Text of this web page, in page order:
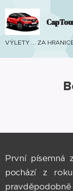
VÝLETY ... ZA
První písemná
pochází z